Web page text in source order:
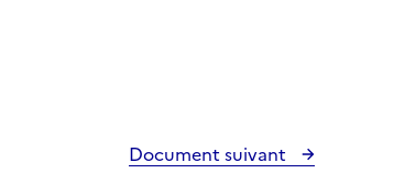
Document suivant